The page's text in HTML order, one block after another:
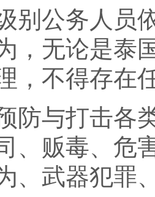
公务人员依
，无论是泰
，不得存在
与打击各类
、贩毒、危
、武器犯罪